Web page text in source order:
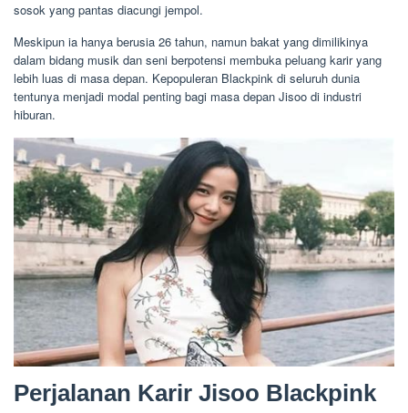
sosok yang pantas diacungi jempol.
Meskipun ia hanya berusia 26 tahun, namun bakat yang dimilikinya
dalam bidang musik dan seni berpotensi membuka peluang karir yang
lebih luas di masa depan. Kepopuleran Blackpink di seluruh dunia
tentunya menjadi modal penting bagi masa depan Jisoo di industri
hiburan.
Perjalanan Karir Jisoo Blackpink